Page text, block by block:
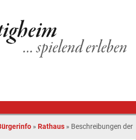
» Rathaus » Beschreibungen der